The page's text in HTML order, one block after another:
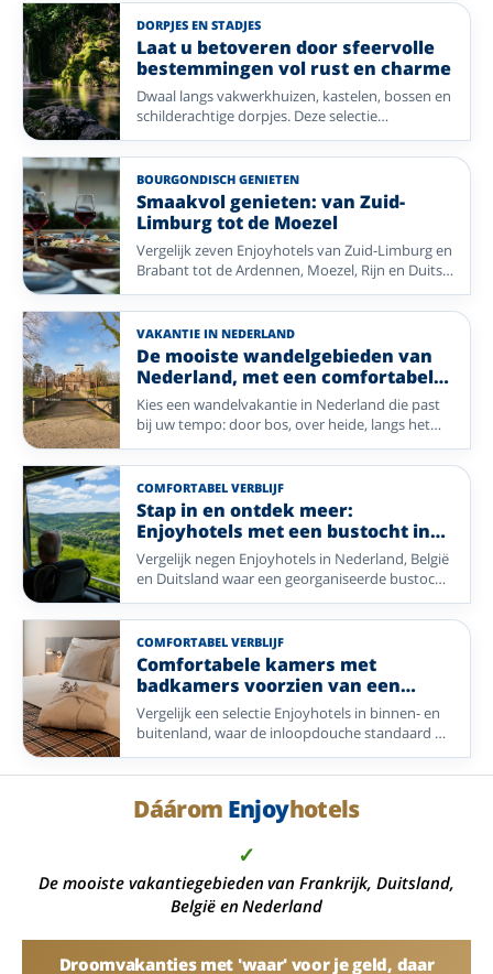
comfort, gezelligheid en gastvrijheid centraal
staan. Van uitgebreide ontbijtbuffetten en
smaakvolle diners tot leuke extra's die uw
verblijf nog aangenamer maken: u krijgt veel
vakantie voor een aantrekkelijke prijs. Zo houdt
u meer tijd over om te ontspannen, nieuwe
plekken te ontdekken en vooral volop te
genieten – met écht waar voor uw geld. Ontdek
een gevarieerde selectie Enjoyhotels in
Nederland, Duitsland en België.
DORPJES EN STADJES
Laat u betoveren door sfeervolle
bestemmingen vol rust en charme
Dwaal langs vakwerkhuizen, kastelen, bossen en
schilderachtige dorpjes. Deze selectie
Enjoyhotels brengt u naar de Harz en sfeervolle
streken in Nederland.
BOURGONDISCH GENIETEN
Smaakvol genieten: van Zuid-
Limburg tot de Moezel
Vergelijk zeven Enjoyhotels van Zuid-Limburg en
Brabant tot de Ardennen, Moezel, Rijn en Duitse
Waddenkust. Combineer ontspannen tafelen
met sfeervolle plaatsen en mooie natuur.
VAKANTIE IN NEDERLAND
De mooiste wandelgebieden van
Nederland, met een comfortabel
Enjoyhotel als uitvalsbasis
Kies een wandelvakantie in Nederland die past
bij uw tempo: door bos, over heide, langs het
Wad of door de Limburgse heuvels. Vergelijk een
selectie Enjoyhotels in uiteenlopende
wandelregio’s.
COMFORTABEL VERBLIJF
Stap in en ontdek meer:
Enjoyhotels met een bustocht in
het arrangement
Vergelijk negen Enjoyhotels in Nederland, België
en Duitsland waar een georganiseerde bustocht
onderdeel is van het 5-daags alles-inclusief-
arrangement.
COMFORTABEL VERBLIJF
Comfortabele kamers met
badkamers voorzien van een
inloopdouche.
Vergelijk een selectie Enjoyhotels in binnen- en
buitenland, waar de inloopdouche standaard op
de kamer aanwezig is of bij een specifiek
kamertype hoort.
Dáárom Enjoyhotels
✓
De mooiste vakantiegebieden van Frankrijk, Duitsland,
België en Nederland
Droomvakanties met 'waar' voor je geld, daar